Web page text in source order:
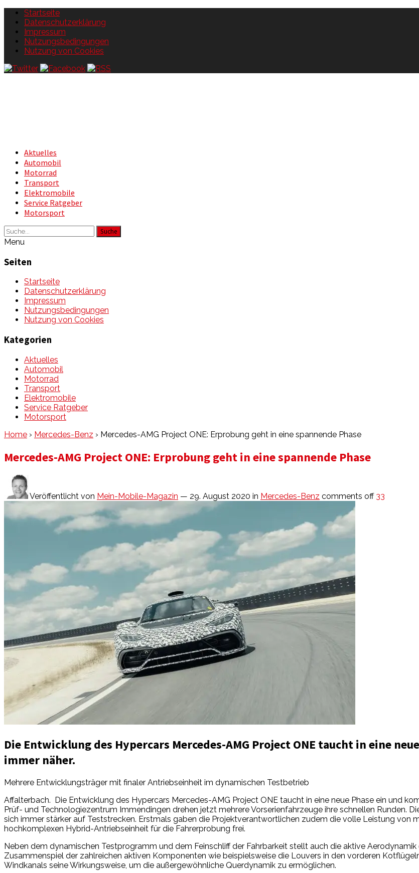
Startseite
Datenschutzerklärung
Impressum
Nutzungsbedingungen
Nutzung von Cookies
Aktuelles
Automobil
Motorrad
Transport
Elektromobile
Service Ratgeber
Motorsport
Suche
Menu
Seiten
Startseite
Datenschutzerklärung
Impressum
Nutzungsbedingungen
Nutzung von Cookies
Kategorien
Aktuelles
Automobil
Motorrad
Transport
Elektromobile
Service Ratgeber
Motorsport
Home › Mercedes-Benz › Mercedes-AMG Project ONE: Erprobung geht in eine spannende Phase
Mercedes-AMG Project ONE: Erprobung geht in eine spannende Phase
Veröffentlicht von Mein-Mobile-Magazin — 29. August 2020 in Mercedes-Benz comments off 33
Die Entwicklung des Hypercars Mercedes-AMG Project ONE taucht in eine
immer näher.
Mehrere Entwicklungsträger mit finaler Antriebseinheit im dynamischen Testbetrieb
Affalterbach. Die Entwicklung des Hypercars Mercedes-AMG Project ONE taucht in eine neue Phase ein und
Prüf- und Technologiezentrum Immendingen drehen jetzt mehrere Vorserienfahrzeuge ihre schnellen Runden.
sich immer stärker auf Teststrecken. Erstmals gaben die Projektverantwortlichen zudem die volle Leistung von
hochkomplexen Hybrid-Antriebseinheit für die Fahrerprobung frei.
Neben dem dynamischen Testprogramm und dem Feinschliff der Fahrbarkeit stellt auch die aktive
Zusammenspiel der zahlreichen aktiven Komponenten wie beispielsweise die Louvers in den vorderen
Windkanals seine Wirkungsweise, um die außergewöhnliche Querdynamik zu ermöglichen.